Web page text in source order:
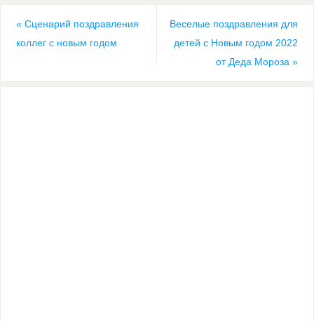
« Сценарий поздравления
коллег с новым годом
Веселые поздравления для
детей с Новым годом 2022
от Деда Мороза»